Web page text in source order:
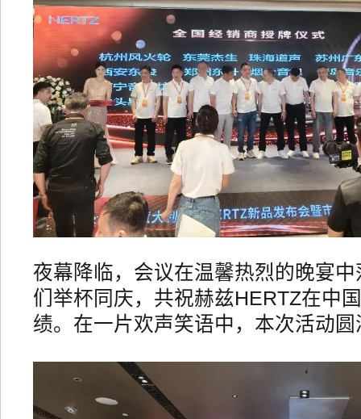
夜幕降临，会议在温馨热烈的晚宴
们举杯同庆，共祝赫兹HERTZ在中
绩。在一片欢声笑语中，本次活动